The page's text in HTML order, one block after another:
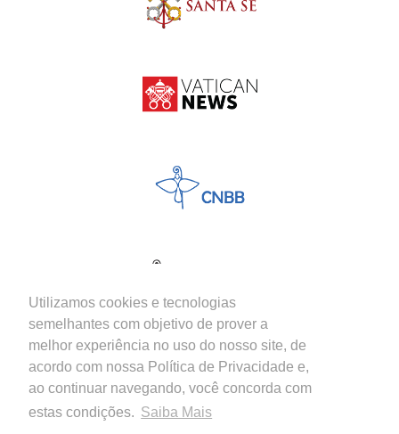
Utilizamos cookies e tecnologias
semelhantes com objetivo de prover a
melhor experiência no uso do nosso site, de
acordo com nossa Política de Privacidade e,
ao continuar navegando, você concorda com
estas condições. Saiba Mais